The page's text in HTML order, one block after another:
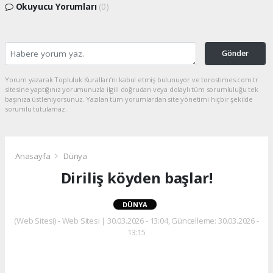
Okuyucu Yorumları (0)
Gönder
Yorum yazarak Topluluk Kuralları’nı kabul etmiş bulunuyor ve torostimes.com.tr
sitesine yaptığınız yorumunuzla ilgili doğrudan veya dolaylı tüm sorumluluğu tek
başınıza üstleniyorsunuz. Yazılan tüm yorumlardan site yönetimi hiçbir şekilde
sorumlu tutulamaz.
Anasayfa Dünya
Diriliş köyden başlar!
DÜNYA
(Web Sitesi) - Web Sitesi | 30.03.2026 - 13:04, Güncelleme: 30.03.2026 -
13:15